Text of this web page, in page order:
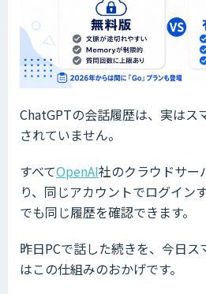
ChatGPTの会話履歴は、実はス
されていません。
すべてOpenAI社のクラウドサー
り、同じアカウントでログイン
でも同じ履歴を確認できます。
昨日PCで話した続きを、今日
はこの仕組みのおかげです。